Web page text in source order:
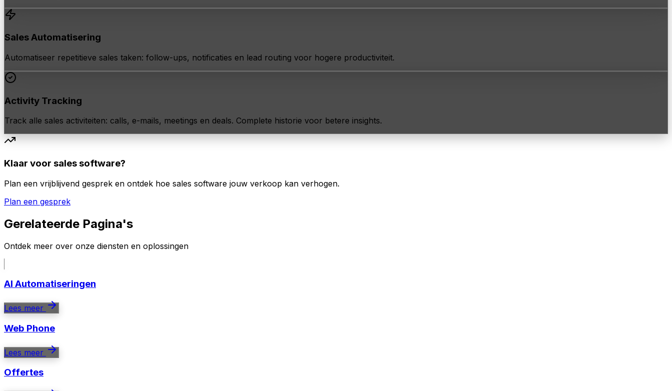
Sales Automatisering
Automatiseer repetitieve sales taken: follow-ups, notificaties en lead routing voor hogere productiviteit.
Activity Tracking
Track alle sales activiteiten: calls, e-mails, meetings en deals. Complete historie voor betere insights.
Klaar voor sales software?
Plan een vrijblijvend gesprek en ontdek hoe sales software jouw verkoop kan verhogen.
Plan een gesprek
Gerelateerde Pagina's
Ontdek meer over onze diensten en oplossingen
AI Automatiseringen
Lees meer
Web Phone
Lees meer
Offertes